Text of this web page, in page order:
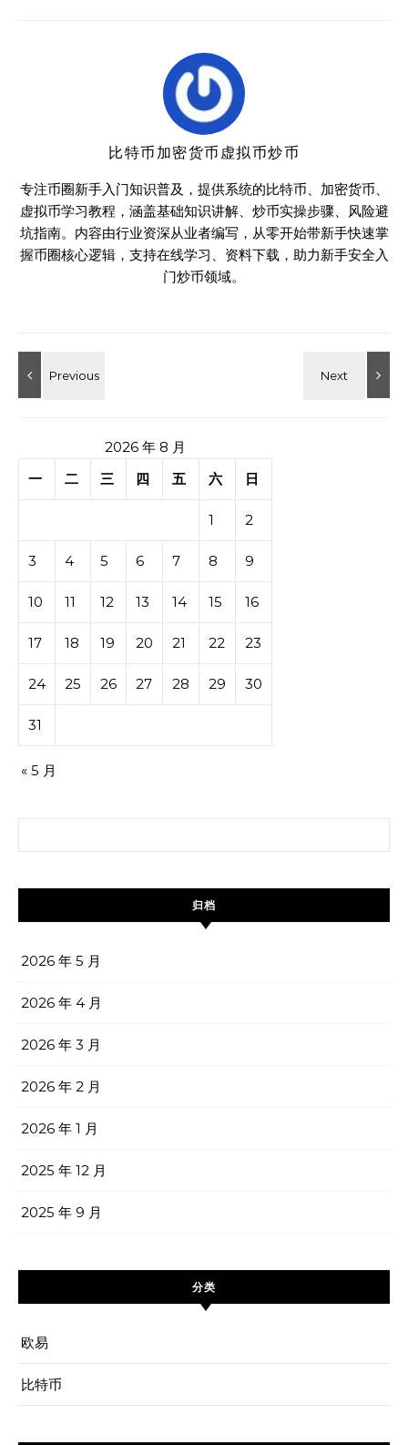
比特币加密货币虚拟币炒币
专注币圈新手入门知识普及，提供系统的比特币、加密货币、
虚拟币学习教程，涵盖基础知识讲解、炒币实操步骤、风险避
坑指南。内容由行业资深从业者编写，从零开始带新手快速掌
握币圈核心逻辑，支持在线学习、资料下载，助力新手安全入
门炒币领域。
2026 年 8 月
一
二 三 四 五 六 日
1 2
3 4 5 6 7 8 9
10 11 12 13 14 15 16
17 18 19 20 21 22 23
24 25 26 27 28 29 30
31
« 5 月
归档
2026 年 5 月
2026 年 4 月
2026 年 3 月
2026 年 2 月
2026 年 1 月
2025 年 12 月
2025 年 9 月
分类
欧易
比特币